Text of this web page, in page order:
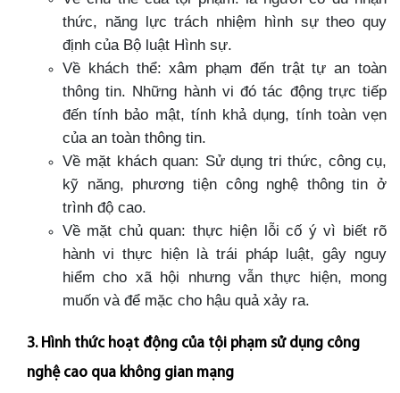
thức, năng lực trách nhiệm hình sự theo quy
định của Bộ luật Hình sự.
Về khách thể: xâm phạm đến trật tự an toàn
thông tin. Những hành vi đó tác động trực tiếp
đến tính bảo mật, tính khả dụng, tính toàn vẹn
của an toàn thông tin.
Về mặt khách quan: Sử dụng tri thức, công cụ,
kỹ năng, phương tiện công nghệ thông tin ở
trình độ cao.
Về mặt chủ quan: thực hiện lỗi cố ý vì biết rõ
hành vi thực hiện là trái pháp luật, gây nguy
hiểm cho xã hội nhưng vẫn thực hiện, mong
muốn và để mặc cho hậu quả xảy ra.
3. Hình thức hoạt động của tội phạm sử dụng công
nghệ cao qua không gian mạng